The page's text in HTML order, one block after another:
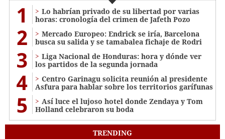
1
Lo habrían privado de su libertad por varias
horas: cronología del crimen de Jafeth Pozo
2
Mercado Europeo: Endrick se iría, Barcelona
busca su salida y se tamabalea fichaje de Rodri
3
Liga Nacional de Honduras: hora y dónde ver
los partidos de la segunda jornada
4
Centro Garinagu solicita reunión al presidente
Asfura para hablar sobre los territorios garífunas
5
Así luce el lujoso hotel donde Zendaya y Tom
Holland celebraron su boda
TRENDING